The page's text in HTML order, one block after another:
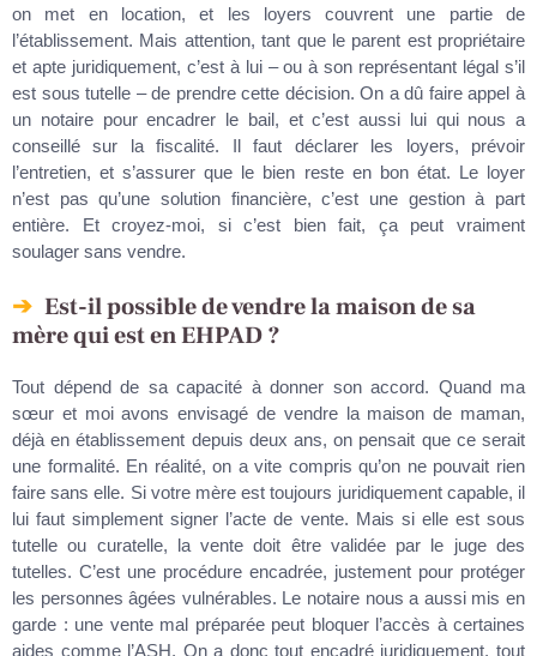
on met en location, et les loyers couvrent une partie de
l’établissement. Mais attention, tant que le parent est propriétaire
et apte juridiquement, c’est à lui – ou à son représentant légal s’il
est sous tutelle – de prendre cette décision. On a dû faire appel à
un notaire pour encadrer le bail, et c’est aussi lui qui nous a
conseillé sur la fiscalité. Il faut déclarer les loyers, prévoir
l’entretien, et s’assurer que le bien reste en bon état. Le loyer
n’est pas qu’une solution financière, c’est une gestion à part
entière. Et croyez-moi, si c’est bien fait, ça peut vraiment
soulager sans vendre.
Est-il possible de vendre la maison de sa
mère qui est en EHPAD ?
Tout dépend de sa capacité à donner son accord. Quand ma
sœur et moi avons envisagé de vendre la maison de maman,
déjà en établissement depuis deux ans, on pensait que ce serait
une formalité. En réalité, on a vite compris qu’on ne pouvait rien
faire sans elle. Si votre mère est toujours juridiquement capable, il
lui faut simplement signer l’acte de vente. Mais si elle est sous
tutelle ou curatelle, la vente doit être validée par le juge des
tutelles. C’est une procédure encadrée, justement pour protéger
les personnes âgées vulnérables. Le notaire nous a aussi mis en
garde : une vente mal préparée peut bloquer l’accès à certaines
aides comme l’ASH. On a donc tout encadré juridiquement, tout